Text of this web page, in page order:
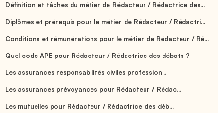
Définition et tâches du métier de Rédacteur / Rédactrice des...
Diplômes et prérequis pour le métier de Rédacteur / Rédactri...
Conditions et rémunérations pour le métier de Rédacteur / Ré...
Quel code APE pour Rédacteur / Rédactrice des débats ?
Les assurances responsabilités civiles profession...
Les assurances prévoyances pour Rédacteur / Rédac...
Les mutuelles pour Rédacteur / Rédactrice des déb...